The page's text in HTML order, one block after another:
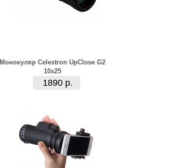
Монокуляр Celestron UpClose G2
10x25
1890 р.